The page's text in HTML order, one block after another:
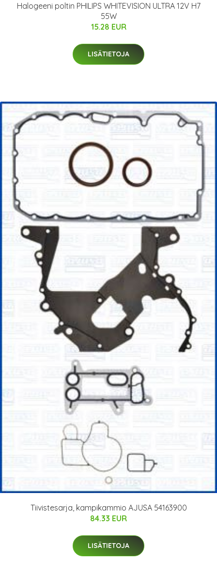
Halogeeni poltin PHILIPS WHITEVISION ULTRA 12V H7
55W
15.28 EUR
LISÄTIETOJA
Tiivistesarja, kampikammio AJUSA 54163900
84.33 EUR
LISÄTIETOJA